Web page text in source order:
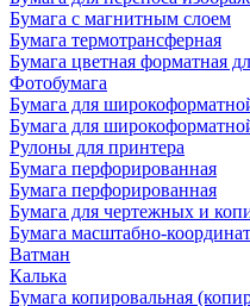
Бумага с магнитным слоем
Бумага термотрансферная
Бумага цветная форматная
Фотобумага
Бумага для
Бумага для
Рулоны для принтера
Бумага перфорированная
Бумага перфорированная
Бумага для чертежных и
Бумага масштабно-
Ватман
Калька
Бумага копировальная